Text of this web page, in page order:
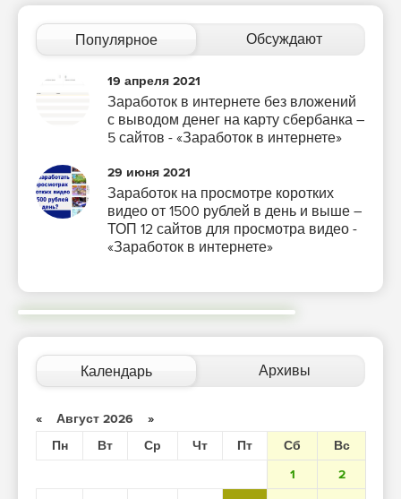
Популярное Обсуждают
19 апреля 2021
Заработок в интернете без вложений
с выводом денег на карту сбербанка –
5 сайтов - «Заработок в интернете»
29 июня 2021
Заработок на просмотре коротких
видео от 1500 рублей в день и выше –
ТОП 12 сайтов для просмотра видео -
«Заработок в интернете»
Календарь Архивы
« Август 2026 »
Пн
Вт Ср Чт Пт Сб
Вс
1
2